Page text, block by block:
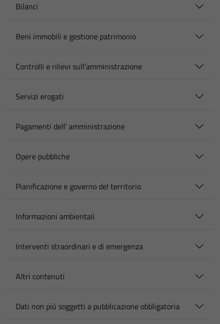
Bilanci
Beni immobili e gestione patrimonio
Controlli e rilievi sull'amministrazione
Servizi erogati
Pagamenti dell' amministrazione
Opere pubbliche
Pianificazione e governo del territorio
Informazioni ambientali
Interventi straordinari e di emergenza
Altri contenuti
Dati non più soggetti a pubblicazione obbligatoria